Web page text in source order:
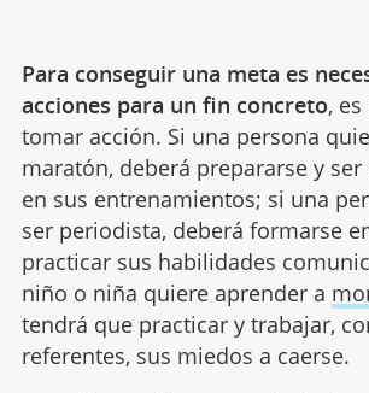
Para conseguir una meta es
acciones para un fin concreto,
tomar acción. Si una persona
maratón, deberá prepararse y
en sus entrenamientos; si una
ser periodista, deberá formarse
practicar sus habilidades
niño o niña quiere aprender a
tendrá que practicar y trabajar,
referentes, sus miedos a caerse.